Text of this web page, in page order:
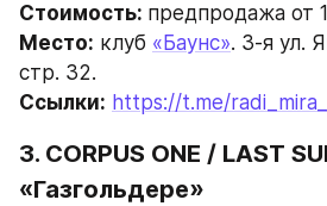
Стоимость: предпродажа от
Место: клуб «Баунс». 3-я ул.
стр. 32.
Ссылки: https://t.me/
3. CORPUS ONE / LAST
«Газгольдере»